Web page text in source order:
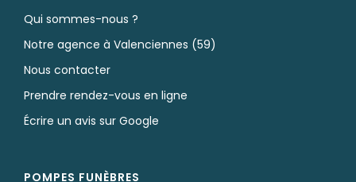
Qui sommes-nous ?
Notre agence à Valenciennes (59)
Nous contacter
Prendre rendez-vous en ligne
Écrire un avis sur Google
POMPES FUNÈBRES